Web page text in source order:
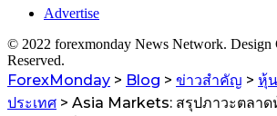
Advertise
© 2022 forexmonday News Network. Design
Reserved.
ForexMonday > Blog > ข่าวสำคัญ > หุ้
ประเทศ > Asia Markets: สรุปภาวะตลาด